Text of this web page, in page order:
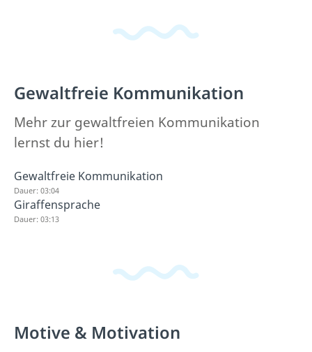
Gewaltfreie Kommunikation
Mehr zur gewaltfreien Kommunikation
lernst du hier!
Gewaltfreie Kommunikation
Dauer: 03:04
Giraffensprache
Dauer: 03:13
Motive & Motivation